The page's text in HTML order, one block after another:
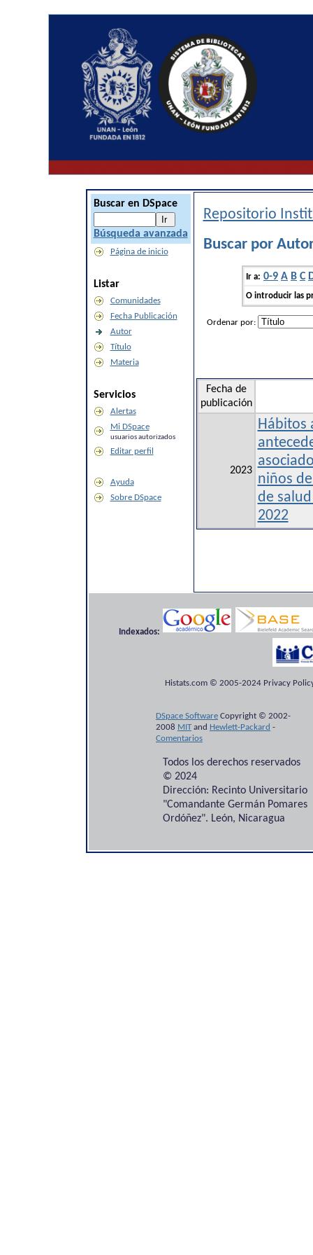
Buscar en DSpace
Búsqueda avanzada
Página de inicio
Listar
Comunidades
Fecha Publicación
Autor
Título
Materia
Servicios
Alertas
Mi DSpace
usuarios autorizados
Editar perfil
Ayuda
Sobre DSpace
Repositorio
Buscar por
Ir a: 0-9 A B C
O introducir las
Ordenar por:
Fecha de
publicación
2023
Hábitos
niños
de
2022
Indexados:
Histats.com © 2005-2024 Privacy
DSpace Software Copyright © 2002-
2008 MITand Hewlett-Packard -
Comentarios
Todos los derechos reservados
© 2024
Dirección: Recinto Universitario
"Comandante Germán Pomares
Ordóñez". León, Nicaragua